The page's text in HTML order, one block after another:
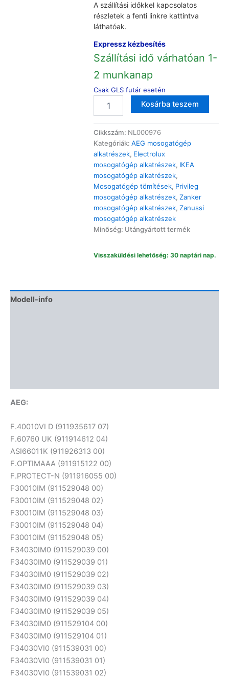
A szállítási időkkel kapcsolatos
részletek a fenti linkre kattintva
láthatóak.
Expressz kézbesítés
Szállítási idő várhatóan 1-
2 munkanap
Csak GLS futár esetén
Electrolux
mosogatógép
alsó
ajtótömítés
F/ESF/ZDF
mennyiség
Kosárba teszem
Cikkszám: NL000976
Kategóriák:AEG mosogatógép
alkatrészek, Electrolux
mosogatógép alkatrészek, IKEA
mosogatógép alkatrészek,
Mosogatógép tömítések, Privileg
mosogatógép alkatrészek,Zanker
mosogatógép alkatrészek,Zanussi
mosogatógép alkatrészek
Minőség: Utángyártott termék
Visszaküldési lehetőség: 30 naptári nap.
Modell-info
AEG:
F.40010VI D (911935617 07)
F.60760 UK (911914612 04)
ASI66011K (911926313 00)
F.OPTIMAAA (911915122 00)
F.PROTECT-N (911916055 00)
F30010IM (911529048 00)
F30010IM (911529048 02)
F30010IM (911529048 03)
F30010IM (911529048 04)
F30010IM (911529048 05)
F34030IM0 (911529039 00)
F34030IM0 (911529039 01)
F34030IM0 (911529039 02)
F34030IM0 (911529039 03)
F34030IM0 (911529039 04)
F34030IM0 (911529039 05)
F34030IM0 (911529104 00)
F34030IM0 (911529104 01)
F34030VI0 (911539031 00)
F34030VI0 (911539031 01)
F34030VI0 (911539031 02)